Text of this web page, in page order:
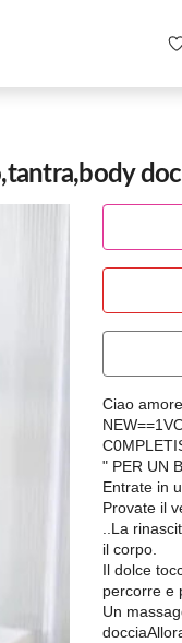
Ciao
" PER UN
Entrate in
Provate il
..La
il corpo.
Il dolce
percorre e
Un